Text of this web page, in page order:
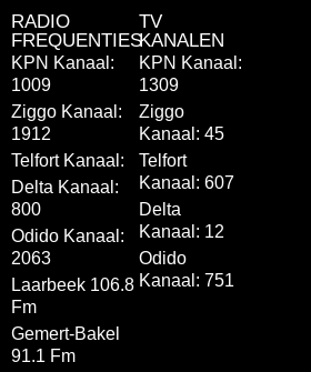
RADIO
FREQUENTIES
KPN Kanaal:
1009
Ziggo Kanaal:
1912
Telfort Kanaal:
Delta Kanaal:
800
Odido Kanaal:
2063
Laarbeek 106.8
Fm
Gemert-Bakel
91.1 Fm
TV
KANALEN
KPN Kanaal:
1309
Ziggo
Kanaal: 45
Telfort
Kanaal: 607
Delta
Kanaal: 12
Odido
Kanaal: 751